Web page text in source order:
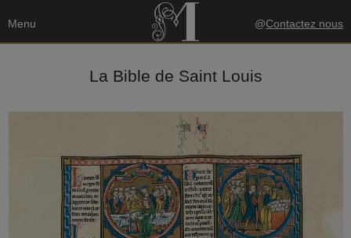
Menu @Contactez nous
La Bible de Saint Louis